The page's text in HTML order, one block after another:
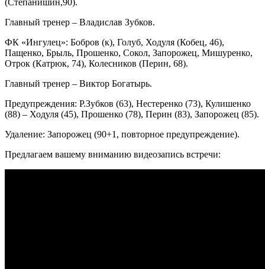
Главный тренер – Владислав Зубков.
ФК «Ингулец»: Бобров (к), Голуб, Ходуля (Кобец, 46),
Пащенко, Брыль, Прошенко, Сокол, Запорожец, Мишуренко,
Отрок (Катрюк, 74), Колесников (Перин, 68).
Главный тренер – Виктор Богатырь.
Предупреждения: Р.Зубков (63), Нестеренко (73), Кулишенко
(88) – Ходуля (45), Прошенко (78), Перин (83), Запорожец (85).
Удаление: Запорожец (90+1, повторное предупреждение).
Предлагаем вашему вниманию видеозапись встречи: